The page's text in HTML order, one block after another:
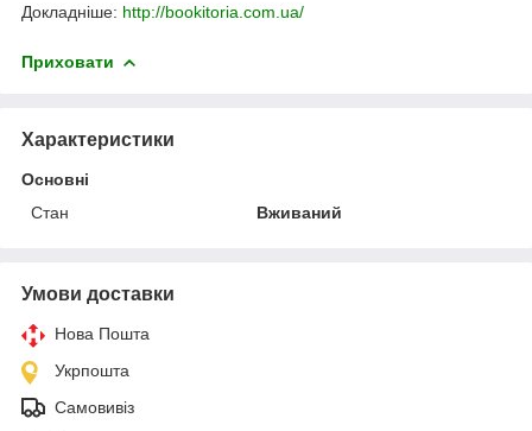
Докладніше: http://bookitoria.com.ua/
Приховати
Характеристики
Основні
Стан
Вживаний
Умови доставки
Нова Пошта
Укрпошта
Самовивіз